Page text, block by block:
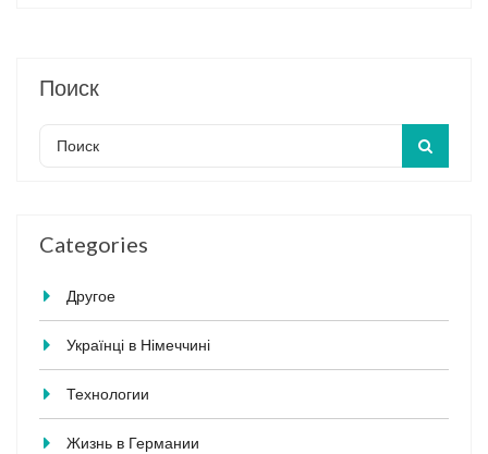
Поиск
Categories
Другое
Українці в Німеччині
Технологии
Жизнь в Германии